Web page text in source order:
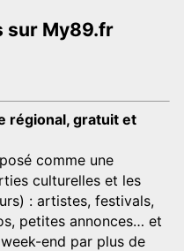
sur My89.fr
régional, gratuit et
comme une
culturelles et les
: artistes, festivals,
petites annonces… et
end par plus de